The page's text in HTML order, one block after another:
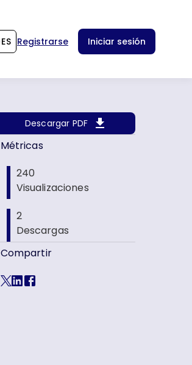
ES Registrarse Iniciar sesión
Descargar PDF
Métricas
240
Visualizaciones
2
Descargas
Compartir